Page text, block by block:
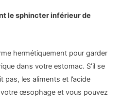
le sphincter inférieur de
hermétiquement pour garder
dans votre estomac. S’il se
pas, les aliments et l’acide
œsophage et vous pouvez